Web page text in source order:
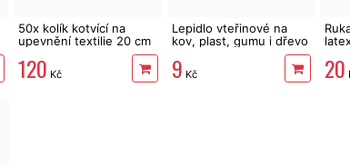
50x kolík kotvící na
upevnění textilie 20 cm
120 Kč
Lepidlo vteřinové na
kov, plast, gumu i dřevo
9 Kč 20